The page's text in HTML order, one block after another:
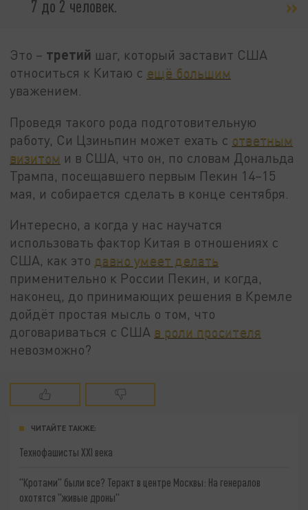
7 до 2 человек.
Это – третий шаг, который заставит США
относиться к Китаю с ещё большим
уважением.
Проведя такого рода подготовительную
работу, Си Цзиньпин может ехать с ответным
визитом и в США, что он, по словам Дональда
Трампа, посещавшего первым Пекин 14–15
мая, и собирается сделать в конце сентября.
Интересно, а когда у нас научатся
использовать фактор Китая в отношениях с
США, как это давно умеет делать
применительно к России Пекин, и когда,
наконец, до принимающих решения в Кремле
дойдёт простая мысль о том, что
договариваться с США в роли просителя
невозможно?
ЧИТАЙТЕ ТАКЖЕ:
Технофашисты XXI века
"Кротами" были все? Теракт в центре Москвы: На генералов
охотятся "живые дроны"